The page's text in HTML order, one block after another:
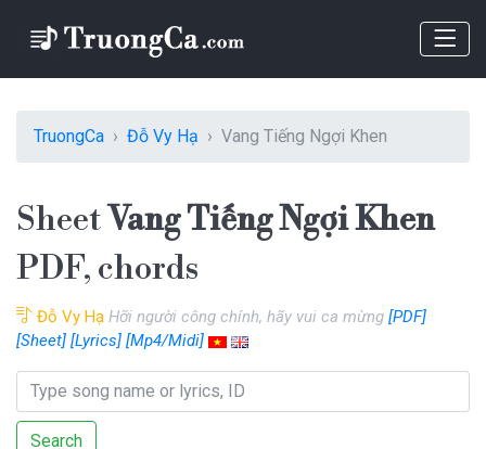
TruongCa Đỗ Vy Hạ Vang Tiếng Ngợi Khen
SheetVang Tiếng Ngợi Khen
PDF, chords
Đỗ Vy Hạ Hỡi người công chính, hãy vui ca mừng [PDF]
[Sheet] [Lyrics] [Mp4/Midi]
Search